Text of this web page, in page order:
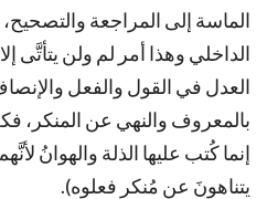
الماسة إلى المراجعة والتصحيح،
الداخلي وهذا أمر لم ولن يتأتَّى
العدل في القول والفعل
بالمعروف والنهي عن المنكر،
إنما كُتب عليها الذلة والهوانُ
يتناهونَ عن مُنكر فعلوه).